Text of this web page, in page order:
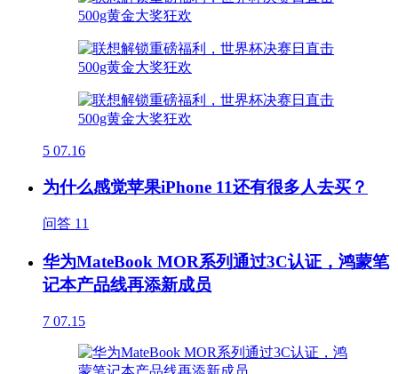
5 07.16
为什么感觉苹果iPhone 11还有很多人去买？
问答 11
华为MateBook MOR系列通过3C认证，鸿蒙笔
记本产品线再添新成员
7 07.15